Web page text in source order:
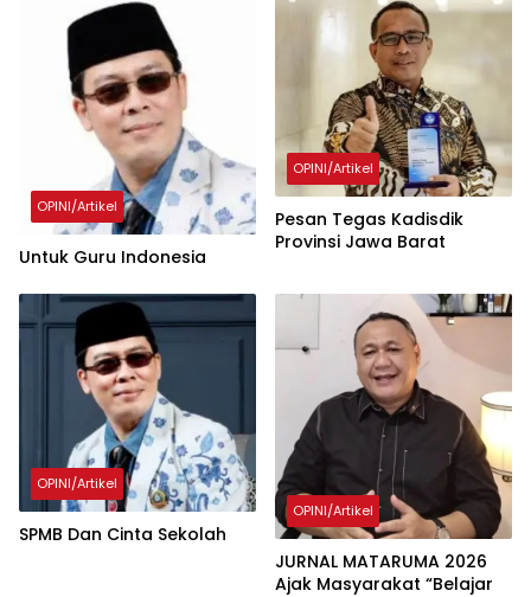
OPINI/Artikel
Untuk Guru Indonesia
OPINI/Artikel
Pesan Tegas Kadisdik
Provinsi Jawa Barat
OPINI/Artikel
SPMB Dan Cinta Sekolah
OPINI/Artikel
JURNAL MATARUMA 2026
Ajak Masyarakat “Belajar